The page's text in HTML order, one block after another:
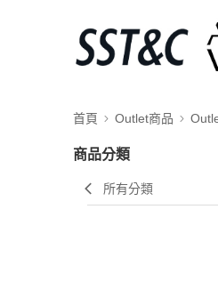
首頁 Outlet商品
商品分類
所有分類